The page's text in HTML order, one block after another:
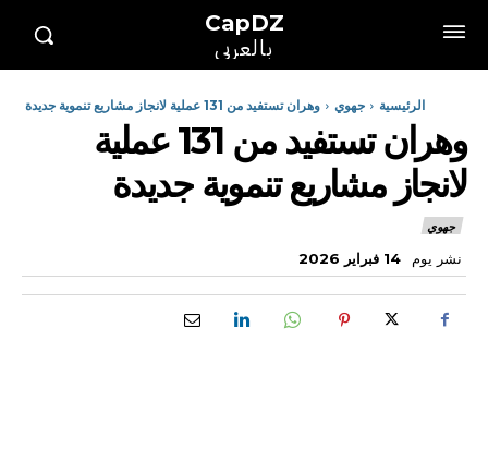
CapDZ
بالعربي
الرئيسية جهوي وهران تستفيد من 131 عملية لانجاز مشاريع تنموية جديدة
وهران تستفيد من 131 عملية
لانجاز مشاريع تنموية جديدة
جهوي
نشر يوم 14 فبراير 2026